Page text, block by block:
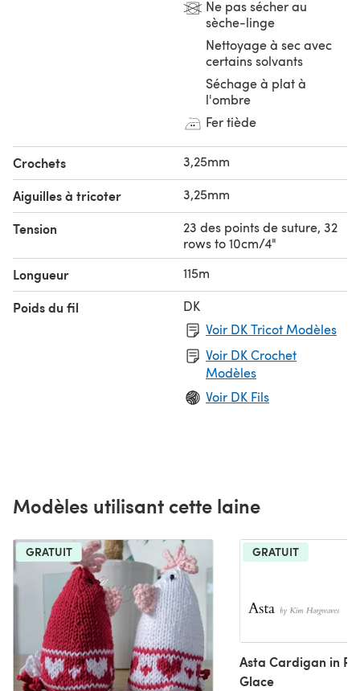
Ne pas sécher au
sèche-linge
Nettoyage à sec avec
certains solvants
Séchage à plat à
l'ombre
Fer tiède
Crochets 3,25mm
Aiguilles à tricoter 3,25mm
Tension
23 des points de suture, 32
rows to 10cm/4"
Longueur 115m
Poids du fil
DK
Voir DK Tricot Modèles
Voir DK Crochet
Modèles
Voir DK Fils
Modèles utilisant cette laine
GRATUIT GRATUIT
Asta Cardigan in
Glace